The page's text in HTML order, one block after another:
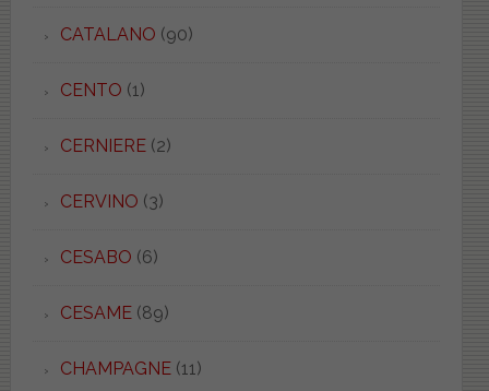
CATALANO (90)
CENTO (1)
CERNIERE(2)
CERVINO (3)
CESABO (6)
CESAME(89)
CHAMPAGNE(11)